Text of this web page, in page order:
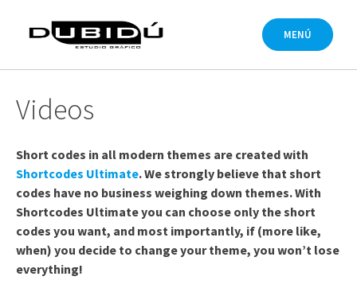
MENÚ
Videos
Short codes in all modern themes are created with
Shortcodes Ultimate. We strongly believe that short
codes have no business weighing down themes. With
Shortcodes Ultimate you can choose only the short
codes you want, and most importantly, if (more like,
when) you decide to change your theme, you won’t lose
everything!